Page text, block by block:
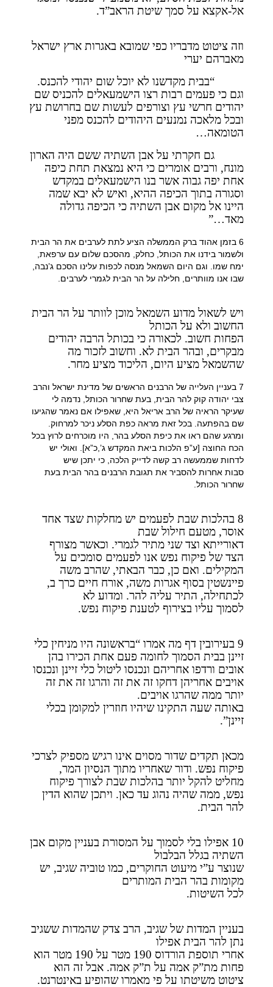
אל-אקצא על סמך שיטת הראב”ד.
וזה ציטוט מדבריו כפי שמובא באגרות ארץ ישראל
מאברהם יערי
“בבית מקדשנו לא יוכל שום יהודי להכנס.
וגם כי פעמים רבות רצו הישמעאלים להכניס שם
יהודים חרשי עץ וצורפים לעשות שם בחרושת עץ
ובכל מלאכה נמנעים היהודים להכנס מפני
הטומאה…
גם חקרתי על אבן השתיה ששם היה הארון
מונח, ורבים אומרים כי היא נמצאת תחת כיפה
אחת יפה גבוה אשר בנו הישמעאלים במקדש
וסגורה בתוך הכיפה ההיא, ואיש לא יבא שמה
היינו אל מקום אבן השתיה כי הכיפה גדולה
מאד…”
6 בזמן אהוד ברק הממשלה הציע לתת לערבים את הר הבית
ולשמור בידנו את הכותל, כחלק, מהסכם שלום עם ערפאת,
ימח שמו. וגם היום השמאל מנסה לכפות עלינו הסכם ג’נבה,
שבו אנו מוותרים, חלילה על הר הבית לגמרי לערבים.
ויש לשאול מדוע השמאל מוכן לוותר על הר הבית
החשוב ולא על הכותל
הפחות חשוב. לכאורה כי בכותל הרבה יהודים
מבקרים, ובהר הבית לא. וחשוב לזכור מה
שהשמאל מציע היום, הליכוד מציע מחר.
7 בעניין העלייה של הרבנים הראשים של מדינת ישראל והרב
צבי יהודה קוק להר הבית, בעת שחרור הכותל, נדמה לי
שעיקר הראיה של הרב אריאל היא, שאפילו אם נאמר שהגיעו
שם בהפתעה. בכל זאת מראה כפת הסלע ניכר למרחוק.
ומרגע שהם ראו את כיפת הסלע בהר, היו מוכרחים לרוץ בכל
הכח החוצה [ע”פ הלכות ביאת המקדש ג’,כ”א]. ואולי יש
לדחות שממעשה רב קשה לדייק הלכה, כי יתכן שיש
סבות אחרות להסביר את תגובת הרבנים בהר הבית בעת
שחרור הכותל.
8 בהלכות שבת לפעמים יש מחלקות שצד אחד
אוסר, מטעם חילול שבת
דאורייתא וצד שני מתיר לגמרי. וכאשר מצורף
הצד של פיקוח נפש אנו לפעמים סומכים על
המקילים. ואם כן, כבר הבאתי, שהרב משה
פיינשטין בסוף אגרות משה, אורח חיים כרך ב,
לכתחילה, התיר עליה להר. ומדוע לא
לסמוך עליו בצירוף לטענת פיקוח נפש.
9 בעירובין דף מה אמרו “בראשונה היו מניחין כלי
זיינן בבית הסמוך לחומה פעם אחת הכירו בהן
אובים ורדפו אחריהם ונכנסו ליטול כלי זיינן ונכנסו
אויבים אחריהן דחקו זה את זה והרגו זה את זה
יותר ממה שהרגו אויבים.
באותה שעה התקינו שיהיו חוזרין למקומן בכלי
זיינן”.
מכאן תקדים שדור מסוים אינו רגיש מספיק לצרכי
פיקוח נפש. ודור שאחריו מתוך הנסיון המר,
מחליט להקל יותר בהלכות שבת לצורך פיקוח
נפש, ממה שהיה נהוג עד כאן. ויתכן שהוא הדין
להר הבית.
10 אפילו בלי לסמוך על המסורת בעניין מקום אבן
השתיה בגלל הבלבול
שנוצר ע”י מיעוט החוקרים, כמו טוביה שגיב, יש
מקומות בהר הבית המותרים
לכל השיטות.
בעניין המדות של שגיב, הרב צדק שהמדות ששגיב
נתן להר הבית אפילו
אחרי תוספת הורדוס 190 מטר על 190 מטר הוא
פחות מת”ק אמה על ת”ק אמה. אבל זה הוא
ציטוט משיטתו על פי מאמרו שהופיע באינטרנט.